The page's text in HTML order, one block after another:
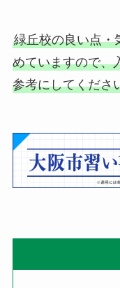
緑丘校の良い点・
めていますので、
参考にしてくださ